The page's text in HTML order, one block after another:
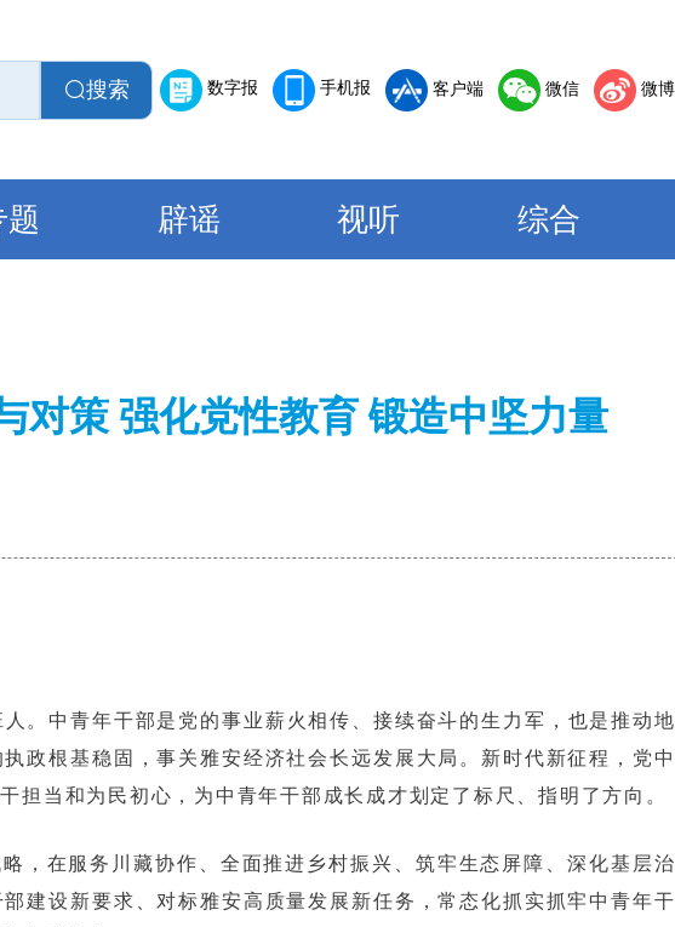
搜索 数字报 手机报 客户端 微信 微博
题 辟谣 视听 综合
对策 强化党性教育 锻造中坚力量
。中青年干部是党的事业薪火相传、接续奋斗的生力军，也是推动
政根基稳固，事关雅安经济社会长远发展大局。新时代新征程，党
当和为民初心，为中青年干部成长成才划定了标尺、指明了方向。
，在服务川藏协作、全面推进乡村振兴、筑牢生态屏障、深化基层
建设新要求、对标雅安高质量发展新任务，常态化抓实抓牢中青年